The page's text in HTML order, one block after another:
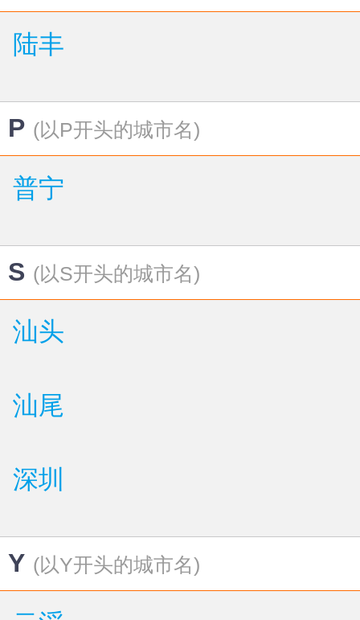
陆丰
P (以P开头的城市名)
普宁
S (以S开头的城市名)
汕头
汕尾
深圳
Y (以Y开头的城市名)